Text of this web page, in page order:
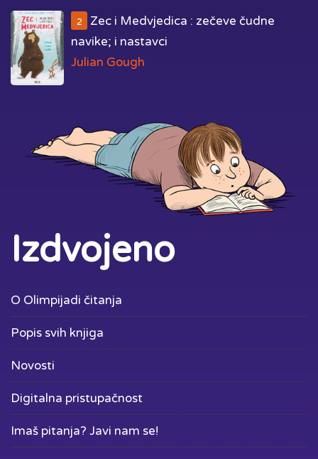
2
Zec i Medvjedica : zečeve čudne
navike; i nastavci
Julian Gough
Izdvojeno
O Olimpijadi čitanja
Popis svih knjiga
Novosti
Digitalna pristupačnost
Imaš pitanja? Javi nam se!